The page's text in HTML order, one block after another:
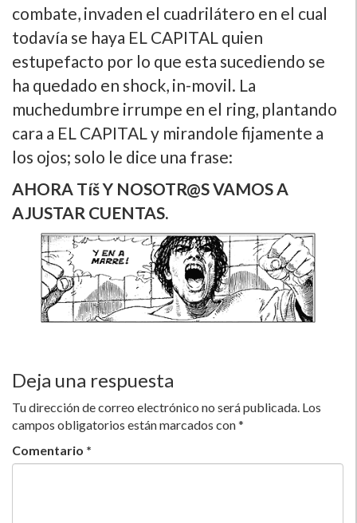
combate, invaden el cuadrilátero en el cual
todaví­a se haya EL CAPITAL quien
estupefacto por lo que esta sucediendo se
ha quedado en shock, in-movil. La
muchedumbre irrumpe en el ring, plantando
cara a EL CAPITAL y mirandole fijamente a
los ojos; solo le dice una frase:
AHORA Tíš Y NOSOTR@S VAMOS A
AJUSTAR CUENTAS.
Deja una respuesta
Tu dirección de correo electrónico no será publicada. Los
campos obligatorios están marcados con*
Comentario *